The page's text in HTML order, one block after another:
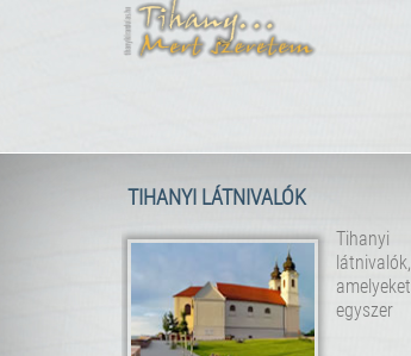
TIHANYI LÁTNIVALÓK
Tihanyi
látnivalók,
amelyeket
egyszer